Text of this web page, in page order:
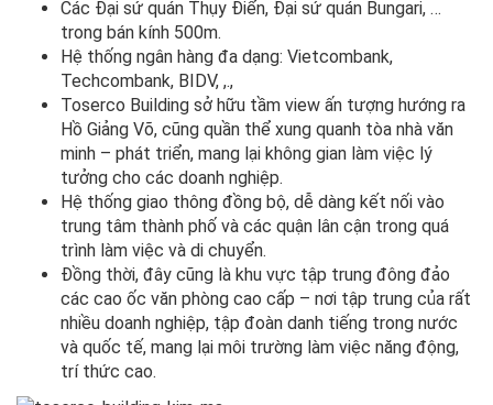
Các Đại sứ quán Thụy Điển, Đại sứ quán Bungari, …
trong bán kính 500m.
Hệ thống ngân hàng đa dạng: Vietcombank,
Techcombank, BIDV, ,.,
Toserco Building sở hữu tầm view ấn tượng hướng ra
Hồ Giảng Võ, cũng quần thể xung quanh tòa nhà văn
minh – phát triển, mang lại không gian làm việc lý
tưởng cho các doanh nghiệp.
Hệ thống giao thông đồng bộ, dễ dàng kết nối vào
trung tâm thành phố và các quận lân cận trong quá
trình làm việc và di chuyển.
Đồng thời, đây cũng là khu vực tập trung đông đảo
các cao ốc văn phòng cao cấp – nơi tập trung của rất
nhiều doanh nghiệp, tập đoàn danh tiếng trong nước
và quốc tế, mang lại môi trường làm việc năng động,
trí thức cao.